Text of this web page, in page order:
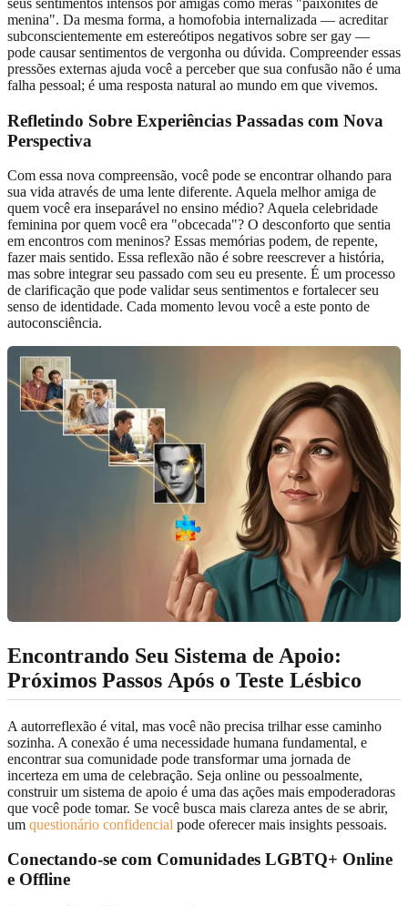
menina". Da mesma forma, a homofobia internalizada — acreditar
subconscientemente em estereótipos negativos sobre ser gay —
pode causar sentimentos de vergonha ou dúvida. Compreender essas
pressões externas ajuda você a perceber que sua confusão não é uma
falha pessoal; é uma resposta natural ao mundo em que vivemos.
Refletindo Sobre Experiências Passadas com Nova
Perspectiva
Com essa nova compreensão, você pode se encontrar olhando para
sua vida através de uma lente diferente. Aquela melhor amiga de
quem você era inseparável no ensino médio? Aquela celebridade
feminina por quem você era "obcecada"? O desconforto que sentia
em encontros com meninos? Essas memórias podem, de repente,
fazer mais sentido. Essa reflexão não é sobre reescrever a história,
mas sobre integrar seu passado com seu eu presente. É um processo
de clarificação que pode validar seus sentimentos e fortalecer seu
senso de identidade. Cada momento levou você a este ponto de
autoconsciência.
Encontrando Seu Sistema de Apoio:
Próximos Passos Após o Teste Lésbico
A autorreflexão é vital, mas você não precisa trilhar esse caminho
sozinha. A conexão é uma necessidade humana fundamental, e
encontrar sua comunidade pode transformar uma jornada de
incerteza em uma de celebração. Seja online ou pessoalmente,
construir um sistema de apoio é uma das ações mais empoderadoras
que você pode tomar. Se você busca mais clareza antes de se abrir,
um questionário confidencial pode oferecer mais insights pessoais.
Conectando-se com Comunidades LGBTQ+ Online
e Offline